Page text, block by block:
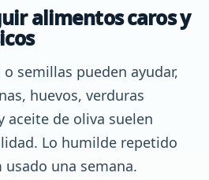
alimentos caros y
semillas pueden ayudar,
huevos, verduras
aceite de oliva suelen
Lo humilde repetido
una semana.